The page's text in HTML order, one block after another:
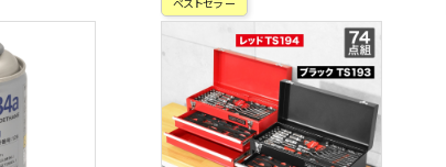
ベストセラー